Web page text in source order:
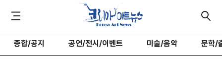
종합/공지 공연/전시/이벤트 미술/음악 문학/